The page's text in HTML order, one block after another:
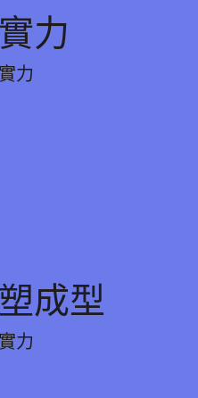
力
力
力
註塑機, 和 600+ 僱
確保及時交付.
成型
力
塑
監控確保高效率注塑.
整的體系提升員工技能.